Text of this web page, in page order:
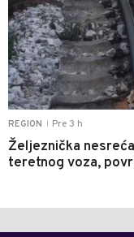
REGION Pre 3 h
Željeznička
teretnog voza,